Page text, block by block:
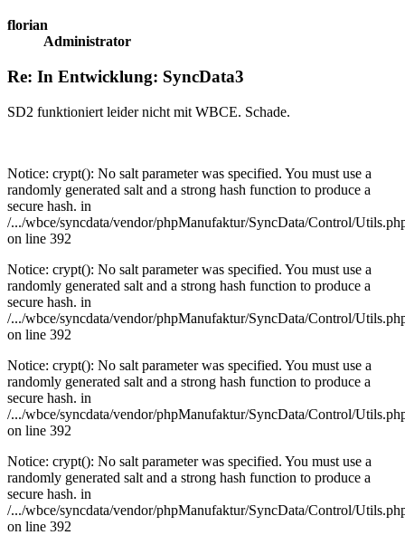
florian
Administrator
Re: In Entwicklung: SyncData3
SD2 funktioniert leider nicht mit WBCE. Schade.
Notice: crypt(): No salt parameter was specified. You must use a
randomly generated salt and a strong hash function to produce a
secure hash. in
/.../wbce/syncdata/vendor/phpManufaktur/SyncData/Control/
on line 392
Notice: crypt(): No salt parameter was specified. You must use a
randomly generated salt and a strong hash function to produce a
secure hash. in
/.../wbce/syncdata/vendor/phpManufaktur/SyncData/Control/
on line 392
Notice: crypt(): No salt parameter was specified. You must use a
randomly generated salt and a strong hash function to produce a
secure hash. in
/.../wbce/syncdata/vendor/phpManufaktur/SyncData/Control/
on line 392
Notice: crypt(): No salt parameter was specified. You must use a
randomly generated salt and a strong hash function to produce a
secure hash. in
/.../wbce/syncdata/vendor/phpManufaktur/SyncData/Control/
on line 392